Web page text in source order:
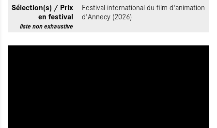
Sélection(s) / Prix
en festival
liste non exhaustive
Festival international du film d'animation
d'Annecy (2026)